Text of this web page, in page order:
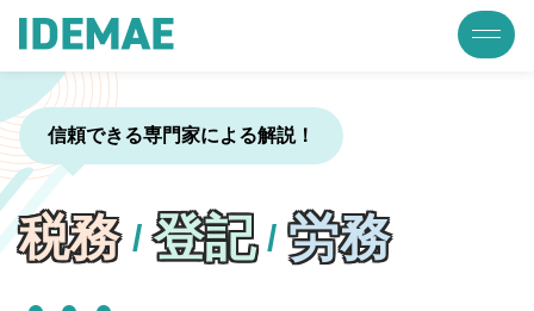
信頼できる専門家による解説！
税務 / 登記 / 労務